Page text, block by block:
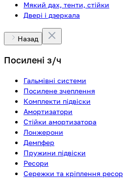
Мякий дах, тенти, стійки
Двері і дзеркала
Назад
Посилені з/ч
Гальмівні системи
Посилене зчеплення
Комплекти підвіски
Амортизатори
Стійки амортизатора
Лонжерони
Демпфер
Пружини підвіски
Ресори
Сережки та кріплення ресор